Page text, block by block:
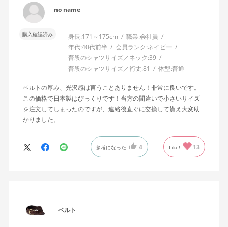
no name
購入確認済み 身長:171～175cm 職業:会社員
年代:40代前半 会員ランク:ネイビー
普段のシャツサイズ／ネック:39
普段のシャツサイズ／裄丈:81 体型:普通
ベルトの厚み、光沢感は言うことありません！非常に良いです。
この価格で日本製はびっくりです！当方の間違いで小さいサイズ
を注文してしまったのですが、連絡後直ぐに交換して貰え大変助
かりました。
参考になった 4 Like! 13
ベルト